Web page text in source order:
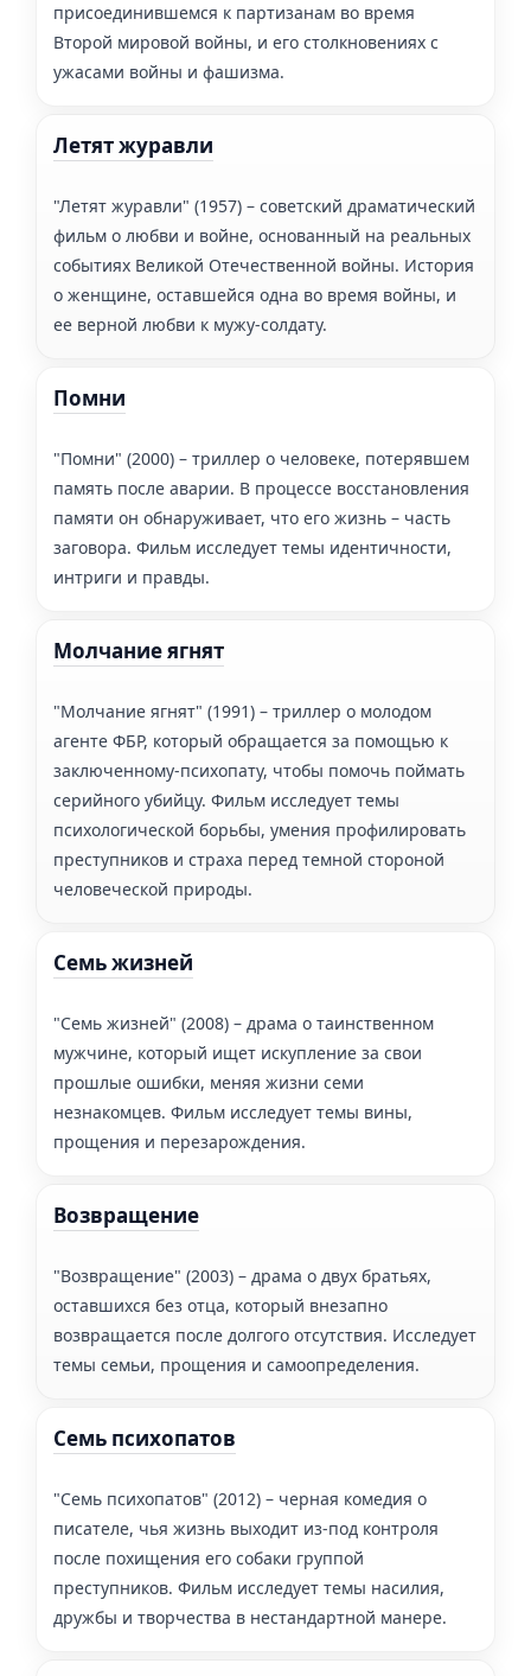
присоединившемся к партизанам во время
Второй мировой войны, и его столкновениях с
ужасами войны и фашизма.
Летят журавли
"Летят журавли" (1957) – советский драматический
фильм о любви и войне, основанный на реальных
событиях Великой Отечественной войны. История
о женщине, оставшейся одна во время войны, и
ее верной любви к мужу-солдату.
Помни
"Помни" (2000) – триллер о человеке, потерявшем
память после аварии. В процессе восстановления
памяти он обнаруживает, что его жизнь – часть
заговора. Фильм исследует темы идентичности,
интриги и правды.
Молчание ягнят
"Молчание ягнят" (1991) – триллер о молодом
агенте ФБР, который обращается за помощью к
заключенному-психопату, чтобы помочь поймать
серийного убийцу. Фильм исследует темы
психологической борьбы, умения профилировать
преступников и страха перед темной стороной
человеческой природы.
Семь жизней
"Семь жизней" (2008) – драма о таинственном
мужчине, который ищет искупление за свои
прошлые ошибки, меняя жизни семи
незнакомцев. Фильм исследует темы вины,
прощения и перезарождения.
Возвращение
"Возвращение" (2003) – драма о двух братьях,
оставшихся без отца, который внезапно
возвращается после долгого отсутствия. Исследует
темы семьи, прощения и самоопределения.
Семь психопатов
"Семь психопатов" (2012) – черная комедия о
писателе, чья жизнь выходит из-под контроля
после похищения его собаки группой
преступников. Фильм исследует темы насилия,
дружбы и творчества в нестандартной манере.